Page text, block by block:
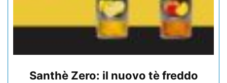
Santhè Zero: il nuovo tè freddo